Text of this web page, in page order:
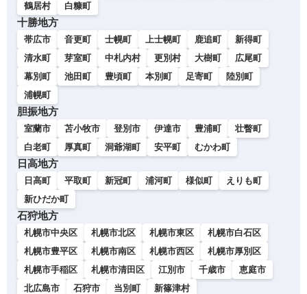
鶴居村
白糠町
十勝地方
帯広市 音更町 士幌町 上士幌町 鹿追町
新得町
清水町
芽室町 中札内村 更別村 大樹町
広尾町
幕別町
池田町 豊頃町 本別町 足寄町
陸別町
浦幌町
胆振地方
室蘭市 苫小牧市 登別市 伊達市 豊浦町
壮瞥町
白老町
厚真町 洞爺湖町 安平町 むかわ町
日高地方
日高町 平取町 新冠町 浦河町 様似町
えりも町
新ひだか町
石狩地方
札幌市中央区 札幌市北区 札幌市東区
札幌市白石区
札幌市豊平区
札幌市南区 札幌市西区
札幌市厚別区
札幌市手稲区
札幌市清田区 江別市 千歳市
恵庭市
北広島市
石狩市 当別町 新篠津村